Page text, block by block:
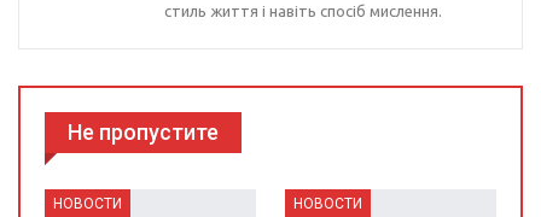
стиль життя і навіть спосіб мислення.
Не пропустите
НОВОСТИ НОВОСТИ